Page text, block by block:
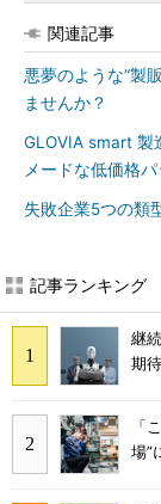
関連記事
悪夢のような“製
ませんか？
GLOVIA smart 製
メードな低価格
失敗企業5つの類
記事ランキング
継
期
「
場”